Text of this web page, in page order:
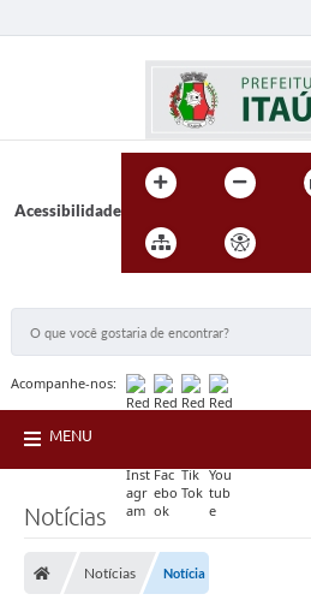
Acessibilidade
Acompanhe-nos:
MENU
Notícias
Notícias Notícia